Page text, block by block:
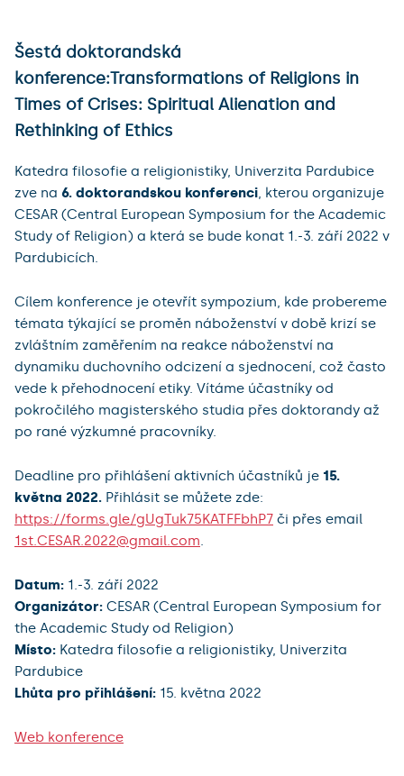
Šestá doktorandská
konference:Transformations of Religions in
Times of Crises: Spiritual Alienation and
Rethinking of Ethics
Katedra filosofie a religionistiky, Univerzita Pardubice
zve na 6. doktorandskou konferenci, kterou organizuje
CESAR (Central European Symposium for the Academic
Study of Religion) a která se bude konat 1.-3. září 2022 v
Pardubicích.
Cílem konference je otevřít sympozium, kde probereme
témata týkající se proměn náboženství v době krizí se
zvláštním zaměřením na reakce náboženství na
dynamiku duchovního odcizení a sjednocení, což často
vede k přehodnocení etiky. Vítáme účastníky od
pokročilého magisterského studia přes doktorandy až
po rané výzkumné pracovníky.
Deadline pro přihlášení aktivních účastníků je 15.
května 2022. Přihlásit se můžete zde:
https://forms.gle/gUgTuk75KATFFbhP7 či přes email
1st.CESAR.2022@gmail.com.
Datum: 1.-3. září 2022
Organizátor: CESAR (Central European Symposium for
the Academic Study od Religion)
Místo: Katedra filosofie a religionistiky, Univerzita
Pardubice
Lhůta pro přihlášení: 15. května 2022
Web konference